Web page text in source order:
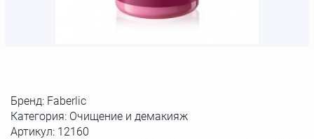
Бренд: Faberlic
Категория: Очищение и демакияж
Артикул: 12160